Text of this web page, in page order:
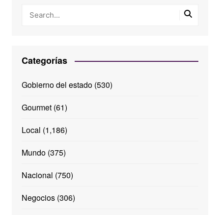
Categorías
Gobierno del estado(530)
Gourmet(61)
Local (1,186)
Mundo(375)
Nacional (750)
Negocios(306)